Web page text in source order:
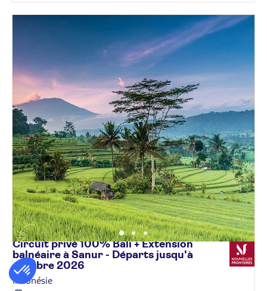
Circuit privé 100% Bali + Extension
balnéaire à Sanur - Départs jusqu'à
octobre 2026
Indonésie